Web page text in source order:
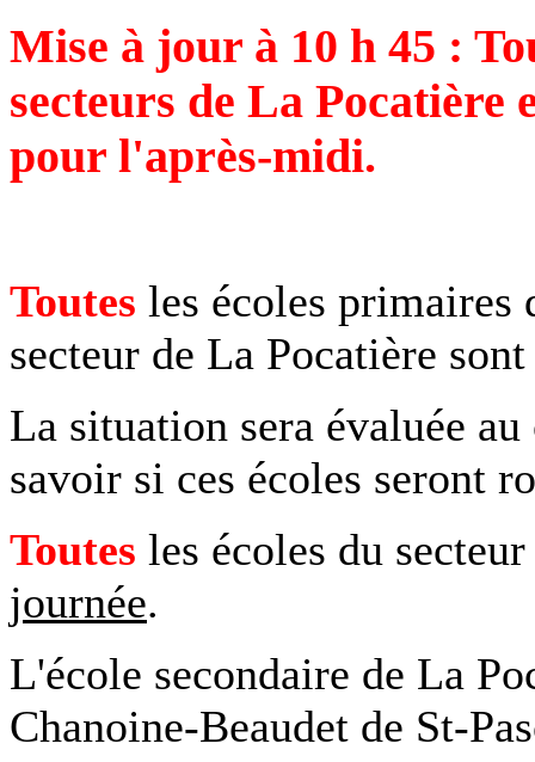
Mise à jour à 10 h 45 :
secteurs de La Pocatière
pour l'après-midi.
Toutes les écoles primaires
secteur de La Pocatière
La situation sera évaluée
savoir si ces écoles seront
Toutes les écoles du
journée.
L'école secondaire de La
Chanoine-Beaudet de St-